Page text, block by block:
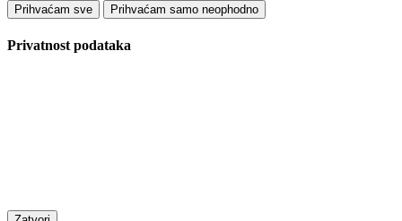
Prihvaćam sve Prihvaćam samo neophodno
Privatnost podataka